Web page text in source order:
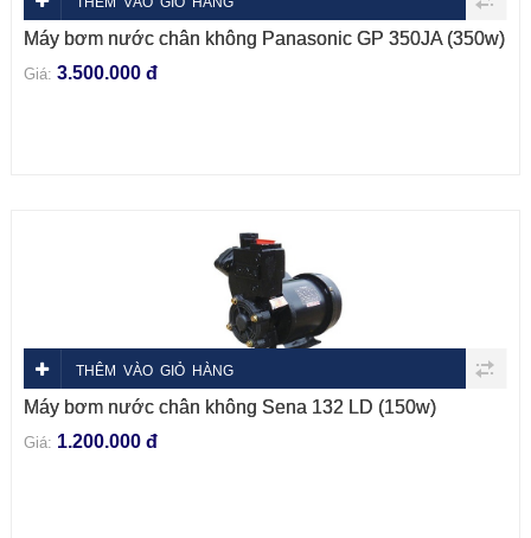
Máy bơm nước chân không Panasonic GP 350JA (350w)
Giá: 3.500.000 đ
THÊM VÀO GIỎ HÀNG
Máy bơm nước chân không Sena 132 LD (150w)
Giá: 1.200.000 đ